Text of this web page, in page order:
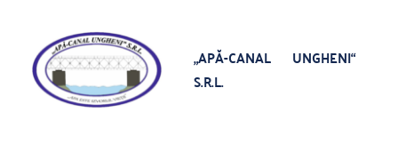
„APĂ-CANAL UNGHENI“
S.R.L.